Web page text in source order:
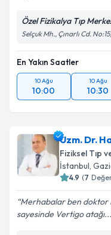
Özel Fizikalya Tıp
Selçuk Mh., Çınarlı Cd.
En Yakın Saatler
10 Ağu
10:00
10 Ağu
10:30
Uzm. Dr.
Fiziksel Tıp
İstanbul,
4.9 (7
Merhabalar ben doktor
sayesinde Vertigo atağı...